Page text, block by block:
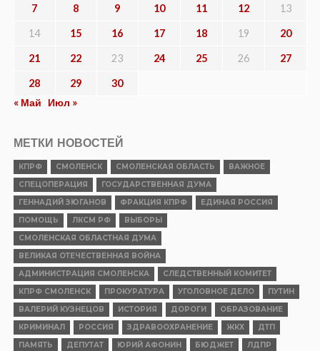
7 8 9 10 11 12 13
14 15 16 17 18 19 20
21 22 23 24 25 26 27
28 29
30
« Май
Июл »
МЕТКИ НОВОСТЕЙ
КПРФ СМОЛЕНСК СМОЛЕНСКАЯ ОБЛАСТЬ
ВАЖНОЕ
СПЕЦОПЕРАЦИЯ
ГОСУДАРСТВЕННАЯ ДУМА
ГЕННАДИЙ ЗЮГАНОВ
ФРАКЦИЯ КПРФ
ЕДИНАЯ РОССИЯ
ПОМОЩЬ
ЛКСМ РФ
ВЫБОРЫ
СМОЛЕНСКАЯ ОБЛАСТНАЯ ДУМА
ВЕЛИКАЯ ОТЕЧЕСТВЕННАЯ ВОЙНА
АДМИНИСТРАЦИЯ СМОЛЕНСКА
СЛЕДСТВЕННЫЙ КОМИТЕТ
КПРФ СМОЛЕНСК
ПРОКУРАТУРА УГОЛОВНОЕ ДЕЛО
ПУТИН
ВАЛЕРИЙ КУЗНЕЦОВ
ИСТОРИЯ ДОРОГИ
ОБРАЗОВАНИЕ
КРИМИНАЛ
РОССИЯ ЗДРАВООХРАНЕНИЕ ЖКХ
ДТП
ПАМЯТЬ
ДЕПУТАТ ЮРИЙ АФОНИН БЮДЖЕТ ЛДПР